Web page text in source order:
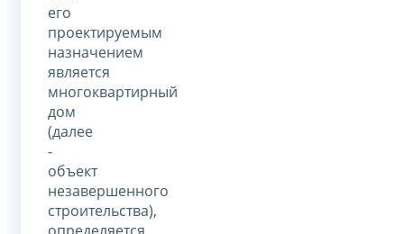
его
проектируемым
назначением
является
многоквартирный
дом
(далее
-
объект
незавершенного
строительства),